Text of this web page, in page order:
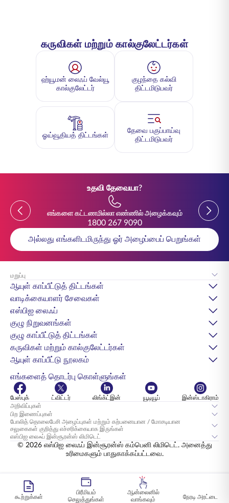
கருவிகள் மற்றும் கால்குலேட்டர்கள்
ஹ்யூமன் லைஃப் வேல்யூ
கால்குலேட்டர்
குழந்தை கல்வி
திட்டமிடுபவர்
ஓய்வூதியத் திட்டங்கள்
தேவை பகுப்பாய்வு
திட்டமிடுபவர்
உதவி தேவையா?
Previous
எங்களை கட்டணமில்லா எண்ணில் அழைக்கவும்
1800 267 9090
Previous
அல்லது எங்களிடமிருந்து ஓர் அழைப்பைப் பெறுங்கள்
மறுப்பு
ஆயுள் காப்பீட்டுத் திட்டங்கள்
வாடிக்கையாளர் சேவைகள்
எஸ்பிஐ லைஃப்
குழு நிறுவனங்கள்
குழு காப்பீட்டுத் திட்டங்கள்
கருவிகள் மற்றும் கால்குலேட்டர்கள்
ஆயுள் காப்பீட்டு நூலகம்
எங்களைத் தொடர்பு கொள்ளுங்கள்
பேஸ்புக் ட்விட்டர் லிங்க்ட்இன் யூடியூப்
இன்ஸ்டாகிராம்
அறிவிப்புகள்
பிற இணைப்புகள்
போலித் தொலைபேசி அழைப்புகள் மற்றும் கற்பனையான / மோசடியான
சலுகைகள் குறித்து எச்சரிக்கையாக இருங்கள்
எஸ்பிஐ லைஃப் இன்சூரன்ஸ் லிமிடெட்
© 2026 எஸ்பிஐ லைஃப் இன்சூரன்ஸ் கம்பெனி லிமிடெட். அனைத்து
உரிமைகளும் பாதுகாக்கப்பட்டவை.
கூற்றுக்கள்
பிரீமியம்
செலுத்துங்கள்
ஆன்லைனில்
வாங்கவும்
நேரடி அரட்டை